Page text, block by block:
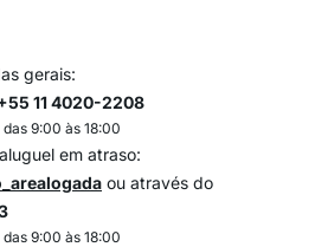
gerais:
11 4020-2208
9:00 às 18:00
em atraso:
ou através do
9:00 às 18:00